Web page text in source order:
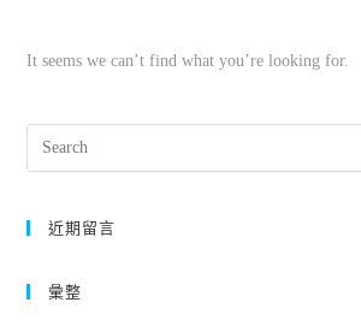
It seems we can’t find what you’re looking for.
近期留言
彙整